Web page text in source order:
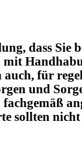
dass Sie
mit
auch, für
und
sollten